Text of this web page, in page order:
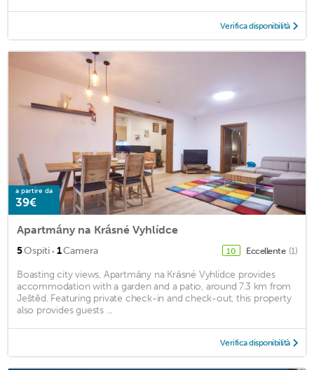
Verifica disponibilità
a partire da
39€
Apartmány na Krásné Vyhlídce
5Ospiti · 1Camera 10 Eccellente (1)
Boasting city views, Apartmány na Krásné Vyhlídce provides
accommodation with a garden and a patio, around 7.3 km from
Ještěd. Featuring private check-in and check-out, this property
also provides guests ...
Verifica disponibilità